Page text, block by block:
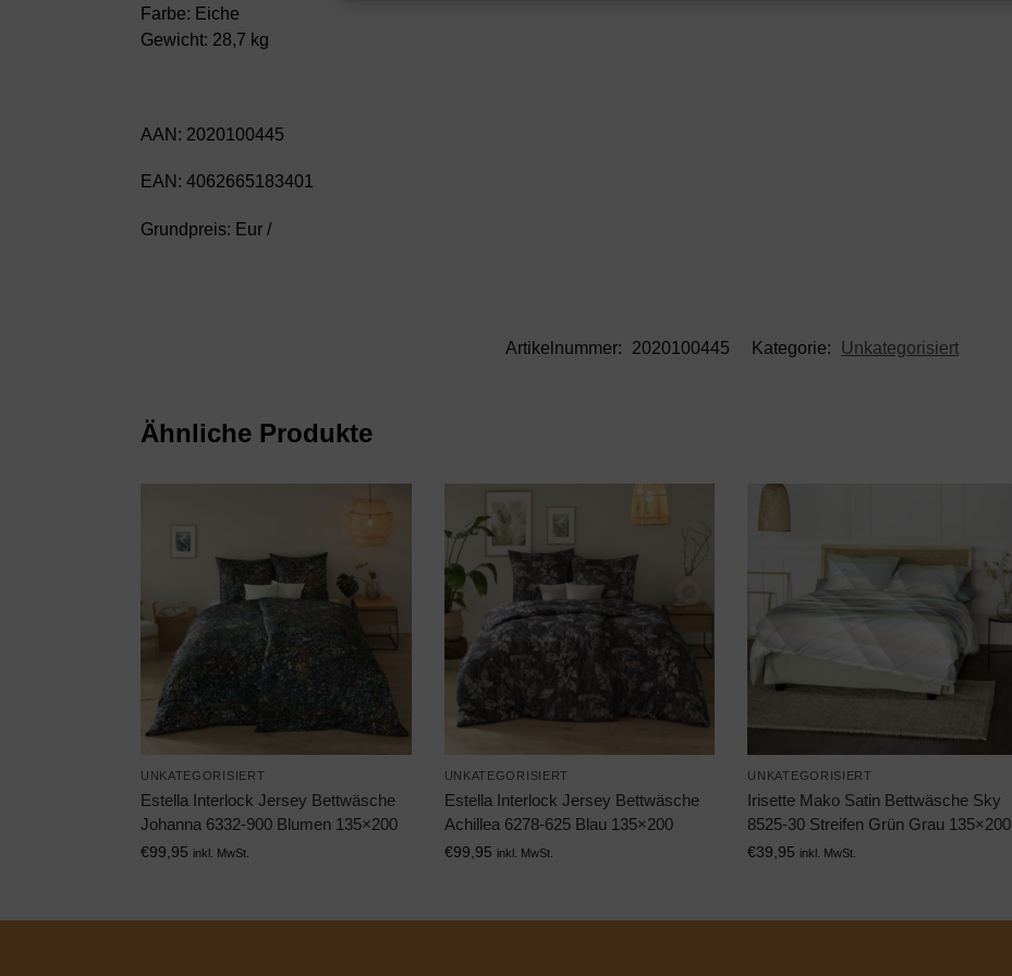
Farbe: Eiche
Gewicht: 28,7 kg
AAN: 2020100445
EAN: 4062665183401
Grundpreis: Eur /
Artikelnummer: 2020100445 Kategorie: Unkategorisiert
Ähnliche Produkte
UNKATEGORISIERT
Estella Interlock Jersey Bettwäsche
Johanna 6332-900 Blumen 135×200
€99,95 inkl. MwSt.
UNKATEGORISIERT
Estella Interlock Jersey Bettwäsche
Achillea 6278-625 Blau 135×200
€99,95 inkl. MwSt.
UNKATEGORISIERT
Irisette Mako Satin Bettwäsche Sky
8525-30 Streifen Grün Grau 135×200
€39,95 inkl. MwSt.